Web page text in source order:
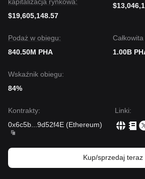
$19,605,148.57
Podaż w obiegu:
840.50M PHA
1.00B
Wskaźnik obiegu:
84%
Kontrakty:
0x6c5b
9d52f4E (Ethereum)
Linki:
Kup/sprzedaj teraz